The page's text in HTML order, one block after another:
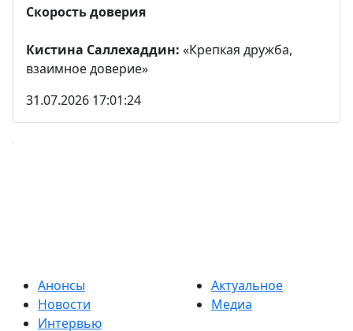
Скорость доверия
Кистина Саллехаддин: «Крепкая дружба,
взаимное доверие»
31.07.2026 17:01:24
Анонсы
Новости
Интервью
Актуальное
Медиа